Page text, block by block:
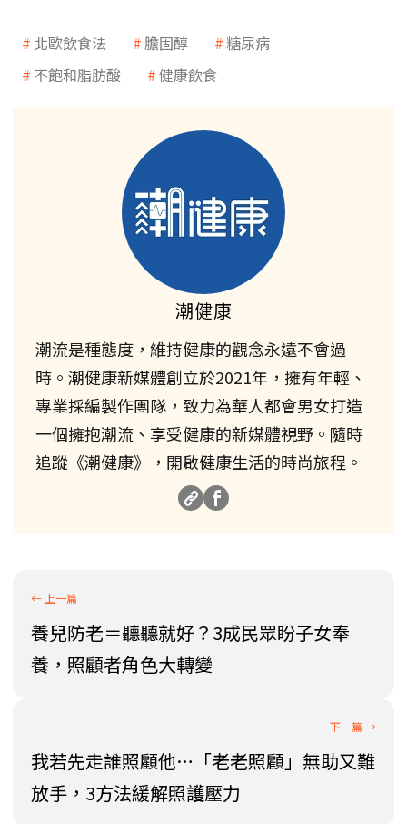
北歐飲食法 膽固醇
糖尿病
不飽和脂肪酸
健康飲食
潮健康
潮流是種態度，維持健康的觀念永遠不會過
時。潮健康新媒體創立於2021年，擁有年輕、
專業採編製作團隊，致力為華人都會男女打造
一個擁抱潮流、享受健康的新媒體視野。隨時
追蹤《潮健康》，開啟健康生活的時尚旅程。
養兒防老＝聽聽就好？3成民眾盼子女奉
養，照顧者角色大轉變
我若先走誰照顧他…「老老照顧」無助又難
放手，3方法緩解照護壓力